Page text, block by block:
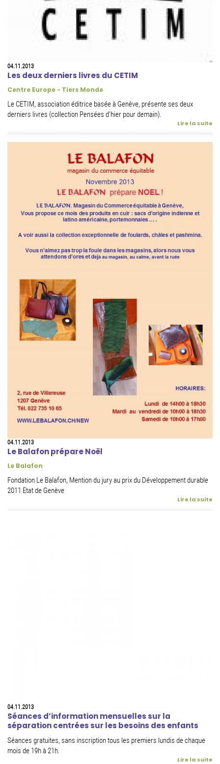
04.11.2013
Les deux derniers livres du CETIM
Centre Europe - Tiers Monde
Le CETIM, association éditrice basée à Genève, présente ses deux
derniers livres (collection Pensées d'hier pour demain).
Lire la suite
04.11.2013
Le Balafon prépare Noël
Le Balafon
Fondation Le Balafon, Mention du jury au prix du Développement durable
2011 Etat de Genève
Lire la suite
04.11.2013
Séances d’information mensuelles sur la
séparation centrées sur les besoins des enfants
Séances gratuites, sans inscription tous les premiers lundis de chaque
mois de 19h à 21h.
Lire la suite